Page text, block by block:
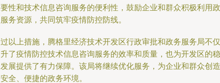
性和技术信息咨询服务的便利性，鼓励企业和群众积极利用政
务资源，共同筑牢疫情防控防线。
以上措施，腾格里经济技术开发区行政审批和政务服务局不仅
了疫情防控技术信息咨询服务的效率和质量，也为开发区的稳
展提供了有力保障。该局将继续优化服务，为企业和群众创造
全、便捷的政务环境。